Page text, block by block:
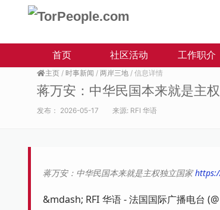
首页 社区活动 工作职介
主页 / 时事新闻 / 两岸三地 / 信息详情
蒋万安：中华民国本来就是主
发布： 2026-05-17 来源: RFI 华语
蒋万安：中华民国本来就是主权独立国家
&mdash; RFI 华语 - 法国国际广播电台